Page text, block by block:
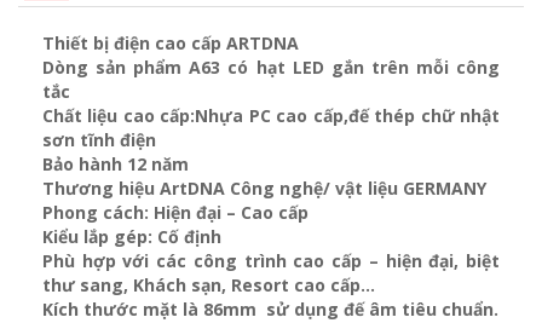
Thiết bị điện cao cấp ARTDNA
Dòng sản phẩm A63 có hạt LED gắn trên mỗi công
tắc
Chất liệu cao cấp:Nhựa PC cao cấp,đế thép chữ nhật
sơn tĩnh điện
Bảo hành 12 năm
Thương hiệu ArtDNA Công nghệ/ vật liệu GERMANY
Phong cách: Hiện đại – Cao cấp
Kiểu lắp gép: Cố định
Phù hợp với các công trình cao cấp – hiện đại, biệt
thư sang, Khách sạn, Resort cao cấp…
Kích thước mặt là 86mm sử dụng đế âm tiêu chuẩn.